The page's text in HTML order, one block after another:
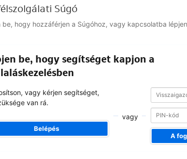
Súgó
be, hogy hozzáférjen a Súgóhoz, vagy kapcsolatba
be, hogy segítséget kapjon a
vagy kérjen segítséget,
van rá.
Belépés
vagy
szám
Visszaigazolási
szám
A